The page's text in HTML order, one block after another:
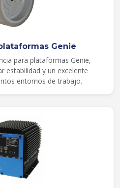
Genie
para plataformas Genie,
estabilidad y un excelente
entornos de trabajo.